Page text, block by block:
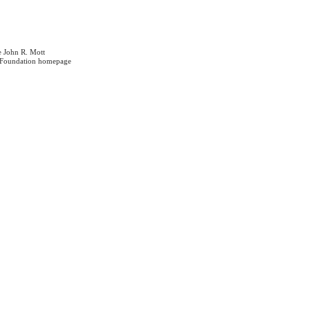
John R. Mott
homepage